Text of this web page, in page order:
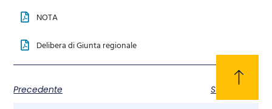
NOTA
Delibera di Giunta regionale
Precedente Successivo